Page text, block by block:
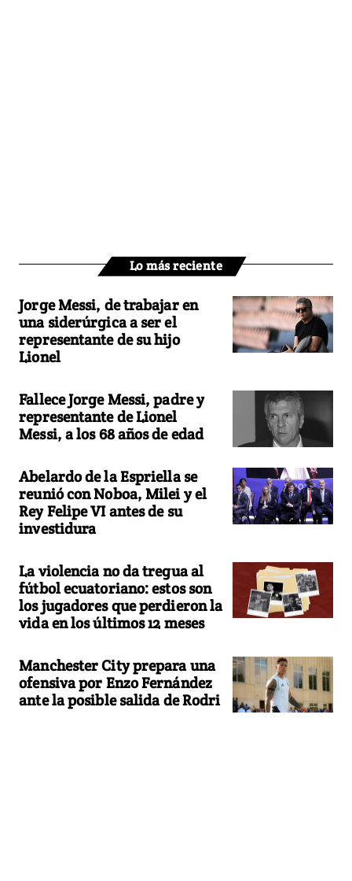
Lo más reciente
Jorge Messi, de trabajar en
una siderúrgica a ser el
representante de su hijo
Lionel
Fallece Jorge Messi, padre y
representante de Lionel
Messi, a los 68 años de edad
Abelardo de la Espriella se
reunió con Noboa, Milei y el
Rey Felipe VI antes de su
investidura
La violencia no da tregua al
fútbol ecuatoriano: estos son
los jugadores que perdieron la
vida en los últimos 12 meses
Manchester City prepara una
ofensiva por Enzo Fernández
ante la posible salida de Rodri